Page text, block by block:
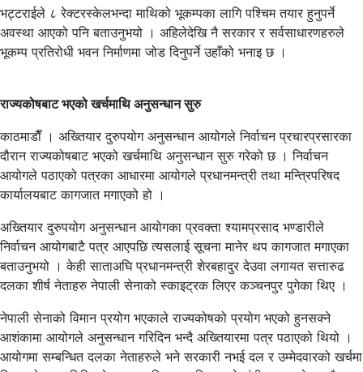
भट्टराईले ८ रेक्टरस्केलभन्दा माथिको भूकम्पका लागि पश्चिम तयार हुनुपर्ने
अवस्था आएको पनि बताउनुभयो । अहिलेदेखि नै सरकार र सर्वसाधारणहरुले
भूकम्प प्रतिरोधी भवन निर्माणमा जोड दिनुपर्ने उहाँको भनाइ छ ।
राज्यकोषबाट भएको खर्चमाथि अनुसन्धान सुरु
काठमाडाैँ । अख्तियार दुरुपयोग अनुसन्धान आयोगले निर्वाचन प्रचारप्रसारका
दौरान राज्यकोषबाट भएको खर्चमाथि अनुसन्धान सुरु गरेको छ । निर्वाचन
आयोगले पठाएको पत्रका आधारमा आयोगले प्रधानमन्त्री तथा मन्त्रिपरिषद
कार्यालयबाट कागजात मगाएको हो ।
अख्तियार दुरुपयोग अनुसन्धान आयोगका प्रवक्ता श्यामप्रसाद भण्डारीले
निर्वाचन आयोगबाटै पत्र आएपछि त्यसलाई सूचना मानेर थप कागजात मगाएका
बताउनुभयो । केही साताअघि प्रधानमन्त्री शेरबहादुर देउवा लगायत सत्तारुढ
दलका शीर्ष नेताहरु नेपाली सेनाको स्काइट्रक लिएर कञ्चनपुर पुगेका थिए ।
नेपाली सेनाको विमान प्रयोग भएकाले राज्यकोषको प्रयोग भएको हुनसक्ने
आशंकामा आयोगले अनुसन्धान गरिदिन भन्दै अख्तियारमा पत्र पठाएको थियो ।
आयोगमा सम्बन्धित दलका नेताहरुले भने सरकारी नभई दल र उम्मेदवारको खर्चमा